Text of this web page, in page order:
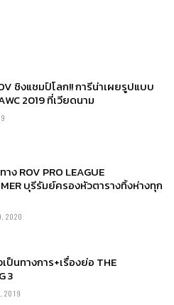
ชิงแชมป์โลก!! การีน่าเผยรูปแบบ
2019 ที่เวียดนาม
ง ROV PRO LEAGUE
บุรีรัมย์ครองหัวตารางทิ้งห่างทุก
2020
ป็นทางการ+เรื่องย่อ THE
3
2019